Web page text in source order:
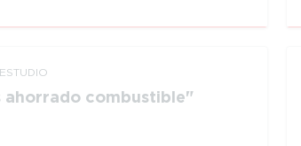
ahorrado combustible